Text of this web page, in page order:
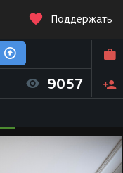
Поддержать
9057